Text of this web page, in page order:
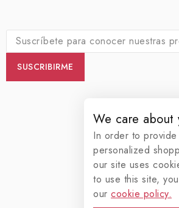
We care about
In order to provide
personalized
our site uses
to use this site,
our cookie policy.